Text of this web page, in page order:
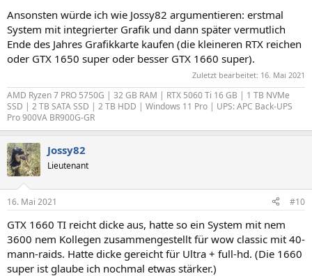
Ansonsten würde ich wie Jossy82 argumentieren: erstmal
System mit integrierter Grafik und dann später vermutlich
Ende des Jahres Grafikkarte kaufen (die kleineren RTX reichen
oder GTX 1650 super oder besser GTX 1660 super).
Zuletzt bearbeitet: 16. Mai 2021
AMD Ryzen 7 PRO 5750G | 32 GB RAM | RTX 5060 Ti 16 GB | 1 TB NVMe
SSD | 2 TB SATA SSD | 2 TB HDD | Windows 11 Pro | UPS: APC Back-UPS
Pro 900VA BR900G-GR
Jossy82
Lieutenant
16. Mai 2021 #10
GTX 1660 TI reicht dicke aus, hatte so ein System mit nem
3600 nem Kollegen zusammengestellt für wow classic mit 40-
mann-raids. Hatte dicke gereicht für Ultra + full-hd. (Die 1660
super ist glaube ich nochmal etwas stärker.)